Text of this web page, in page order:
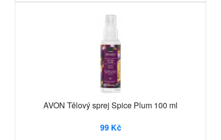
AVON Tělový sprej Spice Plum 100 ml
99 Kč